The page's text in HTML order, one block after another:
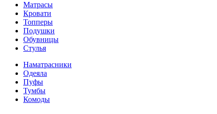
Матрасы
Кровати
Топперы
Подушки
Обувницы
Стулья
Наматрасники
Одеяла
Пуфы
Тумбы
Комоды